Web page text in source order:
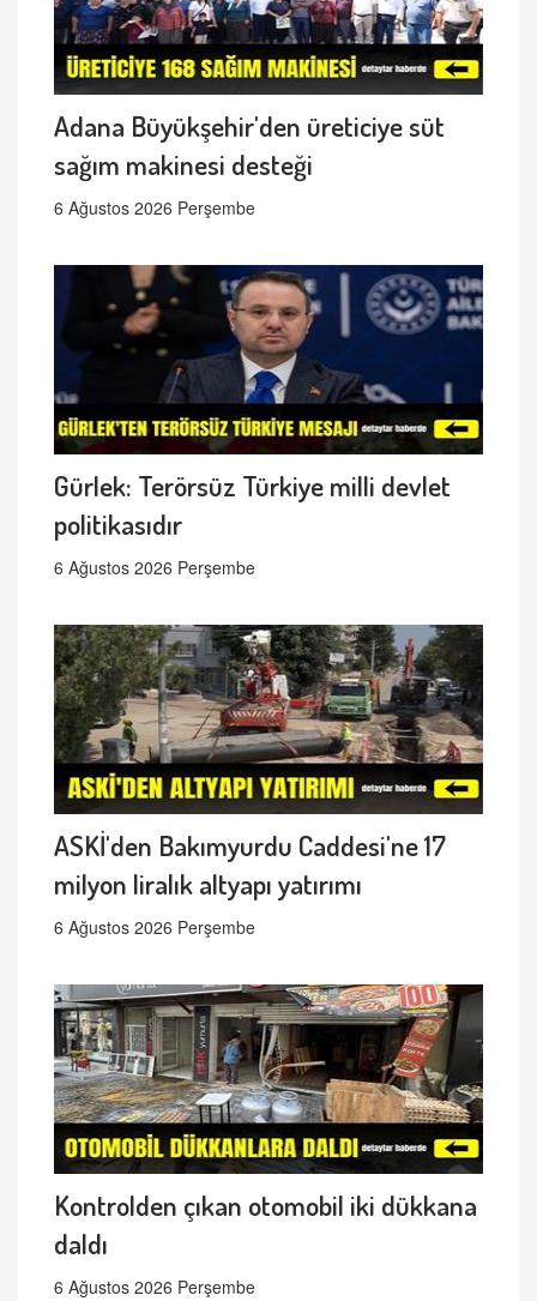
Adana Büyükşehir'den üreticiye süt
sağım makinesi desteği
6 Ağustos 2026 Perşembe
Gürlek: Terörsüz Türkiye milli devlet
politikasıdır
6 Ağustos 2026 Perşembe
ASKİ'den Bakımyurdu Caddesi'ne 17
milyon liralık altyapı yatırımı
6 Ağustos 2026 Perşembe
Kontrolden çıkan otomobil iki dükkana
daldı
6 Ağustos 2026 Perşembe